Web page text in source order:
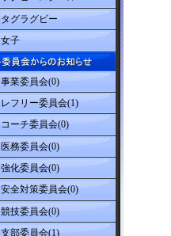
タグラグビー
女子
事業委員会(0)
レフリー委員会(1)
コーチ委員会(0)
医務委員会(0)
強化委員会(0)
安全対策委員会(0)
競技委員会(0)
支部委員会(1)